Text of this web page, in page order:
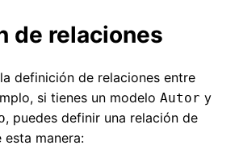
de relaciones
definición de relaciones entre
si tienes un modelo Autor y
, puedes definir una relación de
esta manera: